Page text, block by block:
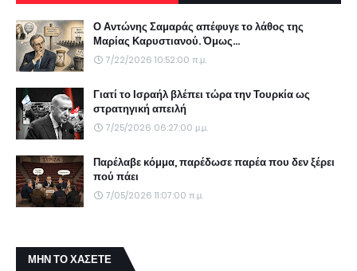
Ο Αντώνης Σαμαράς απέφυγε το λάθος της
Μαρίας Καρυστιανού. Όμως...
7/22/2026 10:52:00 π.μ.
Γιατί το Ισραήλ βλέπει τώρα την Τουρκία ως
στρατηγική απειλή
7/25/2026 06:27:00 μ.μ.
Παρέλαβε κόμμα, παρέδωσε παρέα που δεν ξέρει
πού πάει
7/05/2026 11:07:00 π.μ.
ΜΗΝ ΤΟ ΧΑΣΕΤΕ